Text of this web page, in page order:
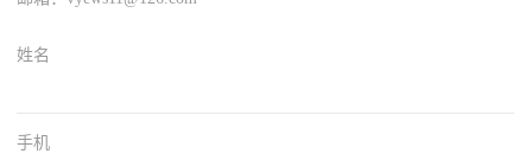
姓名
手机